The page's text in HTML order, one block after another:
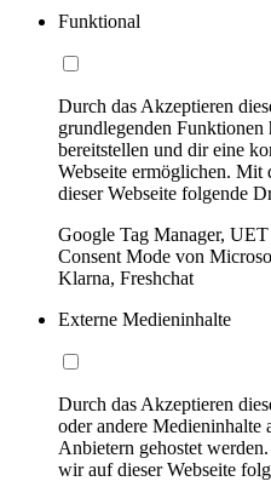
Funktional
Durch das Akzeptieren
grundlegenden Funktionen
bereitstellen und dir eine
Webseite ermöglichen.
dieser Webseite folgende
Google Tag Manager,
Consent Mode von
Klarna, Freshchat
Externe Medieninhalte
Durch das Akzeptieren
oder andere Medieninhalte
Anbietern gehostet
wir auf dieser Webseite